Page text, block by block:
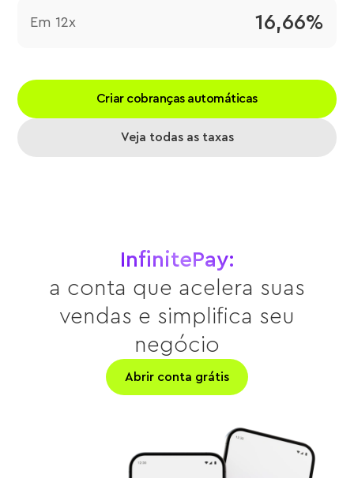
Em 12x 16,66%
Criar cobranças automáticas
Veja todas as taxas
InfinitePay:
a conta que acelera suas
vendas e simplifica seu
negócio
Abrir conta grátis